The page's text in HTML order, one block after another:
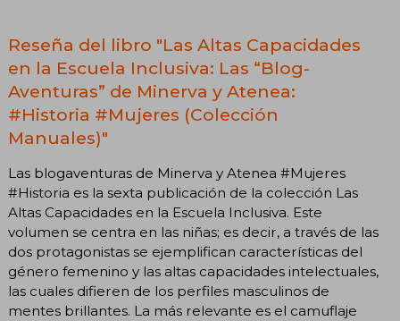
Reseña del libro "Las Altas Capacidades
en la Escuela Inclusiva: Las “Blog-
Aventuras” de Minerva y Atenea:
#Historia #Mujeres (Colección
Manuales)"
Las blogaventuras de Minerva y Atenea #Mujeres
#Historia es la sexta publicación de la colección Las
Altas Capacidades en la Escuela Inclusiva. Este
volumen se centra en las niñas; es decir, a través de las
dos protagonistas se ejemplifican características del
género femenino y las altas capacidades intelectuales,
las cuales difieren de los perfiles masculinos de
mentes brillantes. La más relevante es el camuflaje